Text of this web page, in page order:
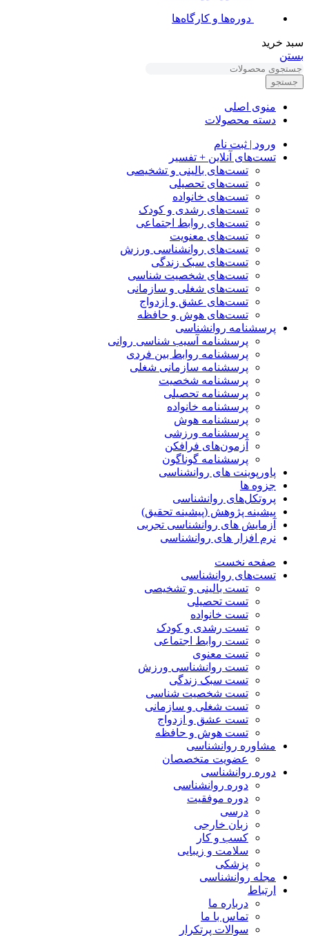
دوره‌ها و کارگاه‌ها
سبد خرید
بستن
جستجو
منوی اصلی
دسته محصولات
ورود | ثبت نام
تست‌های آنلاین + تفسیر
تست‌های بالینی و تشخیصی
تست‌های تحصیلی
تست‌های خانواده
تست‌های رشدی و کودک
تست‌های روابط اجتماعی
تست‌های معنویت
تست‌های روانشناسی ورزش
تست‌های سبک زندگی
تست‌های شخصیت شناسی
تست‌های شغلی و سازمانی
تست‌های عشق و ازدواج
تست‌های هوش و حافظه
پرسشنامه روانشناسی
پرسشنامه آسیب شناسی روانی
پرسشنامه روابط بین فردی
پرسشنامه سازمانی شغلی
پرسشنامه شخصیت
پرسشنامه تحصیلی
پرسشنامه خانواده
پرسشنامه هوش
پرسشنامه ورزشی
آزمون‌های فرافکن
پرسشنامه گوناگون
پاورپوینت های روانشناسی
جزوه ها
پروتکل‌های روانشناسی
پیشینه پژوهش (پیشینه تحقیق)
آزمایش های روانشناسی تجربی
نرم افزار های روانشناسی
صفحه نخست
تست‌های روانشناسی
تست بالینی و تشخیصی
تست تحصیلی
تست خانواده
تست رشدی و کودک
تست روابط اجتماعی
تست معنوی
تست روانشناسی ورزش
تست سبک زندگی
تست شخصیت شناسی
تست شغلی و سازمانی
تست عشق و ازدواج
تست هوش و حافظه
مشاوره روانشناسی
عضویت متخصصان
دوره روانشناسی
دوره روانشناسی
دوره موفقیت
درسی
زبان خارجی
کسب و کار
سلامت و زیبایی
پزشکی
مجله روانشناسی
ارتباط
درباره ما
تماس با ما
سوالات پرتکرار